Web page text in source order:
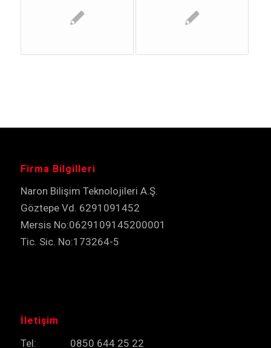
Firma Bilgilleri
Naron Bilişim Teknolojileri A.Ş.
Göztepe Vd. 6291091452
Mersis No:0629109145200001
Tic. Sic. No:173264-5
İletişim
Tel: 0850 644 25 22